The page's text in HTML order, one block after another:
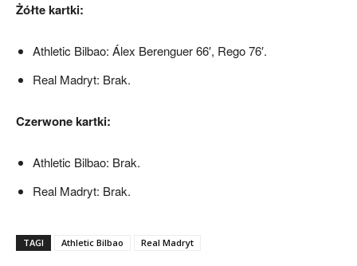
Żółte kartki:
Athletic Bilbao: Álex Berenguer 66′, Rego 76′.
Real Madryt: Brak.
Czerwone kartki:
Athletic Bilbao: Brak.
Real Madryt: Brak.
TAGI Athletic Bilbao Real Madryt